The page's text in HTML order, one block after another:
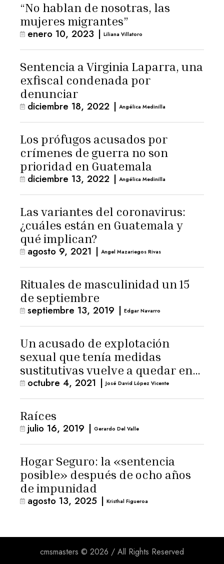
“No hablan de nosotras, las
mujeres migrantes”
enero 10, 2023 | Liliana Villatoro
Sentencia a Virginia Laparra, una
exfiscal condenada por
denunciar
diciembre 18, 2022 | Angélica Medinilla
Los prófugos acusados por
crímenes de guerra no son
prioridad en Guatemala
diciembre 13, 2022 | Angélica Medinilla
Las variantes del coronavirus:
¿cuáles están en Guatemala y
qué implican?
agosto 9, 2021 | Angel Mazariegos Rivas
Rituales de masculinidad un 15
de septiembre
septiembre 13, 2019 | Edgar Navarro
Un acusado de explotación
sexual que tenía medidas
sustitutivas vuelve a quedar en
libertad
octubre 4, 2021 | José David López Vicente
Raíces
julio 16, 2019 | Gerardo Del Valle
Hogar Seguro: la «sentencia
posible» después de ocho años
de impunidad
agosto 13, 2025 | Kristhal Figueroa
cmsmasters © 2026 / All Rights Reserved